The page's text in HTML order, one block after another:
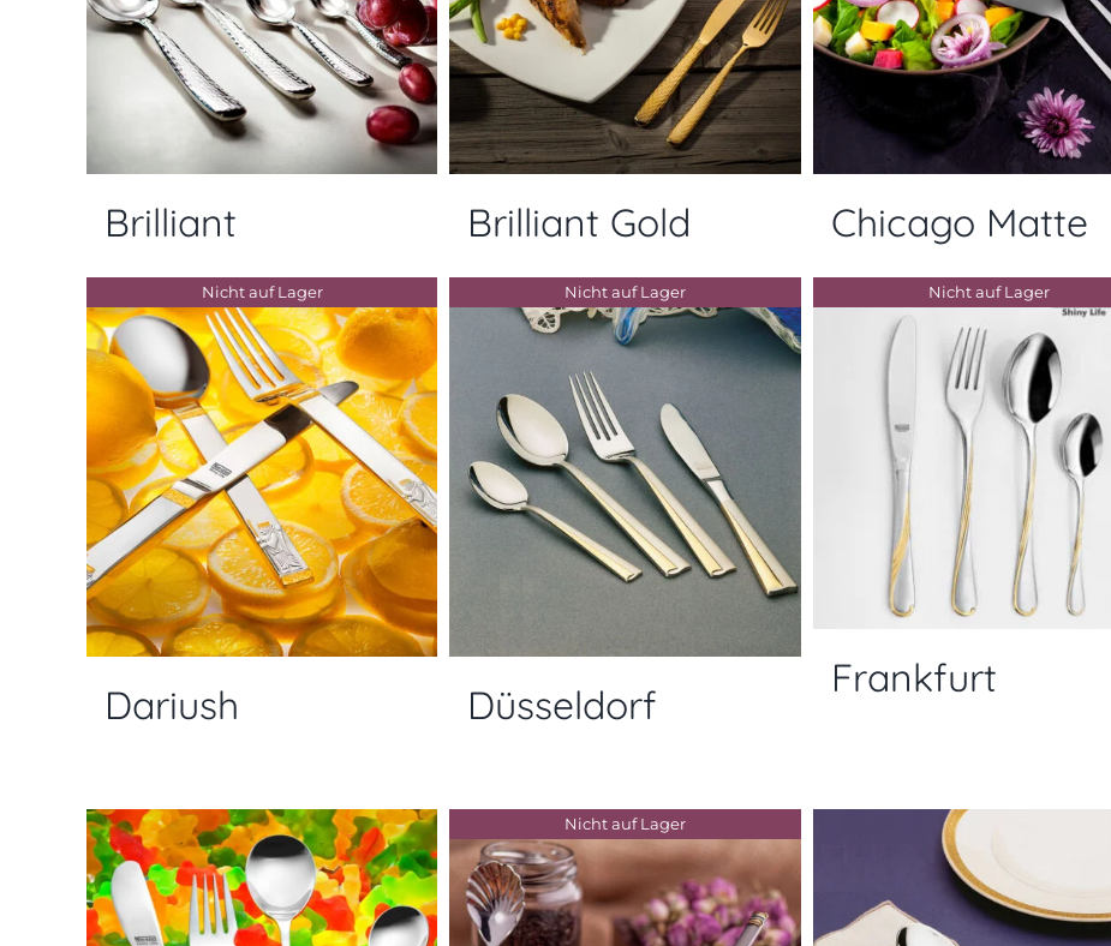
Brilliant Brilliant Gold Chicago Matte
Nicht auf Lager
Dariush
Nicht auf Lager
Düsseldorf
Nicht auf Lager
Frankfurt
Nicht auf Lager